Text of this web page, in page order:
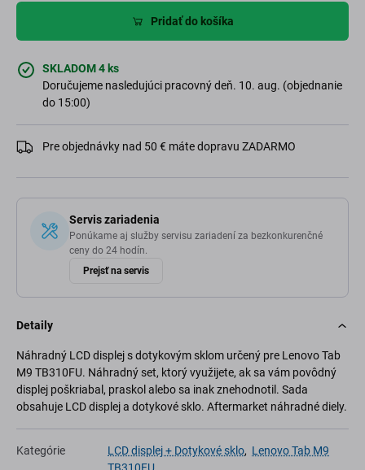
Pridať do košíka
SKLADOM 4 ks
Doručujeme nasledujúci pracovný deň. 10. aug. (objednanie
do 15:00)
Pre objednávky nad 50 € máte dopravu ZADARMO
Servis zariadenia
Ponúkame aj služby servisu zariadení za bezkonkurenčné
ceny do 24 hodín.
Prejsť na servis
Detaily
Náhradný LCD displej s dotykovým sklom určený pre Lenovo Tab
M9 TB310FU. Náhradný set, ktorý využijete, ak sa vám povôdný
displej poškriabal, praskol alebo sa inak znehodnotil. Sada
obsahuje LCD displej a dotykové sklo. Aftermarket náhradné diely.
Kategórie LCD displej + Dotykové sklo, Lenovo Tab M9